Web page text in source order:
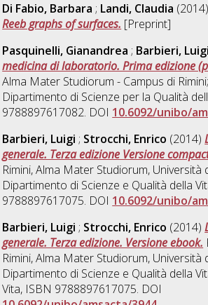
Di Fabio, Barbara ; Landi, Claudia (2014)
Reeb graphs of surfaces. [Preprint]
Pasquinelli, Gianandrea ; Barbieri, Luigi
medicina di laboratorio. Prima edizione
Alma Mater Studiorum - Campus di
Dipartimento di Scienze per la Qualità
9788897617082. DOI 10.6092/unibo/
Barbieri, Luigi ; Strocchi, Enrico (2014)
generale. Terza edizione Versione
Rimini, Alma Mater Studiorum, Università
Dipartimento di Scienze e Qualità della
9788897617075. DOI 10.6092/unibo/
Barbieri, Luigi ; Strocchi, Enrico (2014)
generale. Terza edizione. Versione ebook.
Rimini, Alma Mater Studiorum, Università
Dipartimento di Scienze e Qualità della
Vita, ISBN 9788897617075. DOI